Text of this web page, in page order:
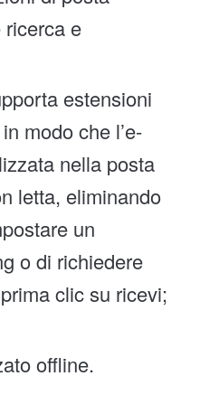
e
estensioni
modo che l’e-
nella posta
letta, eliminando
un
o di richiedere
clic su ricevi;
offline.